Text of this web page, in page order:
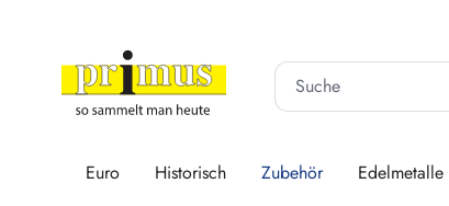
Euro Historisch Zubehör Edelmetalle